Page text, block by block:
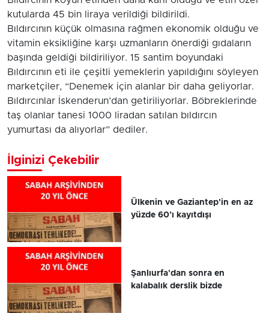
kutularda 45 bin liraya verildiği bildirildi.
Bıldırcının küçük olmasına rağmen ekonomik olduğu ve
vitamin eksikliğine karşı uzmanların önerdiği gıdaların
başında geldiği bildiriliyor. 15 santim boyundaki
Bıldırcının eti ile çeşitli yemeklerin yapıldığını söyleyen
marketçiler, “Denemek için alanlar bir daha geliyorlar.
Bıldırcınlar İskenderun’dan getiriliyorlar. Böbreklerinde
taş olanlar tanesi 1000 liradan satılan bıldırcın
yumurtası da alıyorlar” dediler.
İlginizi Çekebilir
Ülkenin ve Gaziantep'in en az
yüzde 60’ı kayıtdışı
Şanlıurfa'dan sonra en
kalabalık derslik bizde